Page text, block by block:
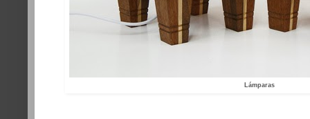
Lámparas